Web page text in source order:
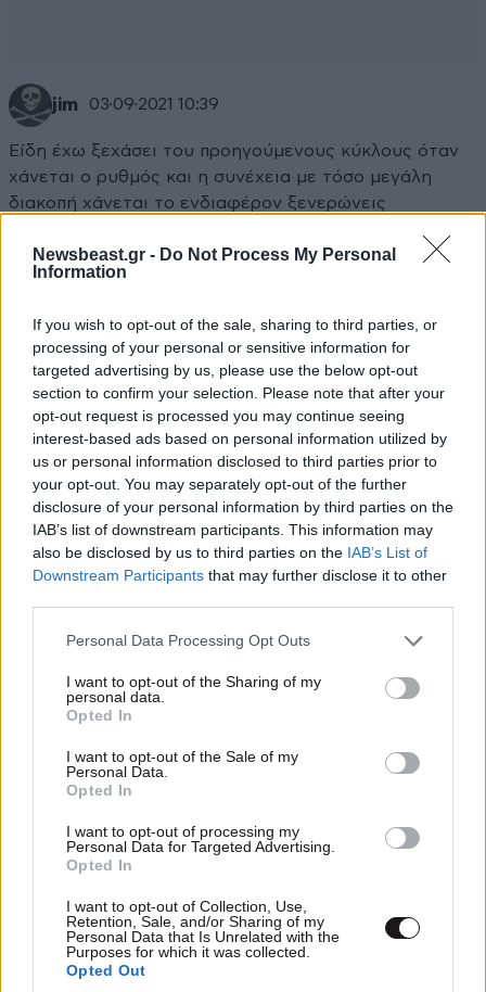
Newsbeast.gr - Do Not Process My Personal
Information
If you wish to opt-out of the sale, sharing to third parties, or
processing of your personal or sensitive information for
targeted advertising by us, please use the below opt-out
section to confirm your selection. Please note that after your
opt-out request is processed you may continue seeing
interest-based ads based on personal information utilized by
us or personal information disclosed to third parties prior to
your opt-out. You may separately opt-out of the further
disclosure of your personal information by third parties on the
IAB’s list of downstream participants. This information may
also be disclosed by us to third parties on the IAB’s List of
Downstream Participants that may further disclose it to other
Please note that this website/app uses one or more Google
not limited to your visit or usage behaviour. You may click to
grant or deny consent to Google and its third-party tags to
use your data for below specified purposes in below Google
consent section.
Personal Data Processing Opt Outs
I want to opt-out of the Sharing of my
personal data.
Opted In
I want to opt-out of the Sale of my
Personal Data.
Opted In
I want to opt-out of processing my
Personal Data for Targeted Advertising.
Opted In
I want to opt-out of Collection, Use,
Retention, Sale, and/or Sharing of my
Personal Data that Is Unrelated with the
Purposes for which it was collected.
Opted Out
jim 03·09·2021 10:39
Είδη έχω ξεχάσει του προηγούμενους κύκλους όταν
χάνεται ο ρυθμός και η συνέχεια με τόσο μεγάλη
διακοπή χάνεται το ενδιαφέρον ξενερώνεις
Απαντήστε 0
TRENDING
ΕΛΛΑΔΑ06·08·2026 00:09
Σακελλαρίου, η λαϊκή ντίβα που έκανε τη ζωή
της τραγούδι